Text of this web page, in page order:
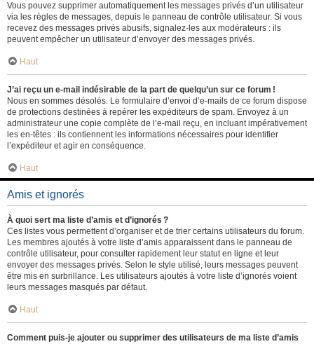
Vous pouvez supprimer automatiquement les messages privés d’un utilisateur
via les règles de messages, depuis le panneau de contrôle utilisateur. Si vous
recevez des messages privés abusifs, signalez-les aux modérateurs : ils
peuvent empêcher un utilisateur d’envoyer des messages privés.
Haut
J’ai reçu un e-mail indésirable de la part de quelqu’un sur ce forum !
Nous en sommes désolés. Le formulaire d’envoi d’e-mails de ce forum dispose
de protections destinées à repérer les expéditeurs de spam. Envoyez à un
administrateur une copie complète de l’e-mail reçu, en incluant impérativement
les en-têtes : ils contiennent les informations nécessaires pour identifier
l’expéditeur et agir en conséquence.
Haut
Amis et ignorés
À quoi sert ma liste d’amis et d’ignorés ?
Ces listes vous permettent d’organiser et de trier certains utilisateurs du forum.
Les membres ajoutés à votre liste d’amis apparaissent dans le panneau de
contrôle utilisateur, pour consulter rapidement leur statut en ligne et leur
envoyer des messages privés. Selon le style utilisé, leurs messages peuvent
être mis en surbrillance. Les utilisateurs ajoutés à votre liste d’ignorés voient
leurs messages masqués par défaut.
Haut
Comment puis-je ajouter ou supprimer des utilisateurs de ma liste d’amis